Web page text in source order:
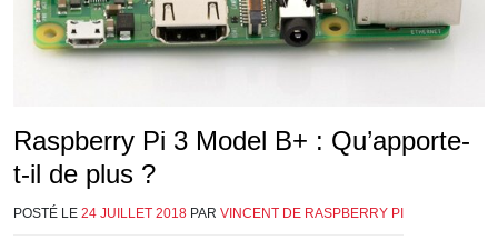
Raspberry Pi 3 Model B+ : Qu’apporte-
t-il de plus ?
POSTÉ LE 24 JUILLET 2018 PAR VINCENT DE RASPBERRY PI